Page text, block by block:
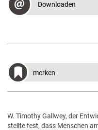
Downloaden
merken
W. Timothy Gallwey, der
stellte fest, dass Menschen